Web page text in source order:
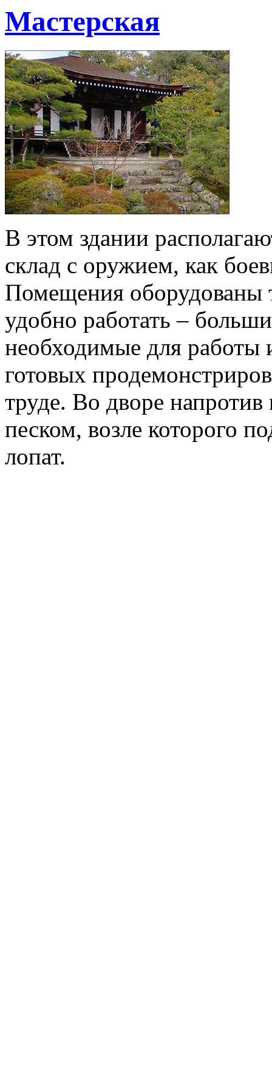
Мастерская
В этом здании
склад с оружием, как
Помещения оборудованы
удобно работать –
необходимые для работы
готовых
труде. Во дворе
песком, возле которого
лопат.